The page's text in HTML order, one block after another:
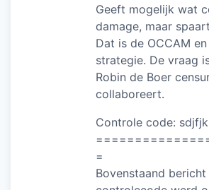
Geeft mogelijk wat
damage, maar
Dat is de OCCAM en
strategie. De vraag
Robin de Boer
collaboreert.
Controle code:
=
Bovenstaand bericht